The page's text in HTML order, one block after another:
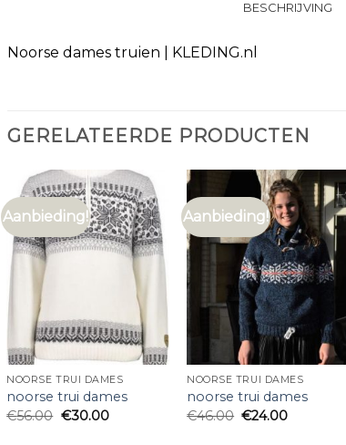
BESCHRIJVING
Noorse dames truien | KLEDING.nl
GERELATEERDE PRODUCTEN
Aanbieding!
NOORSE TRUI DAMES
noorse trui dames
€56.00 €30.00
Aanbieding!
NOORSE TRUI DAMES
noorse trui dames
€46.00 €24.00